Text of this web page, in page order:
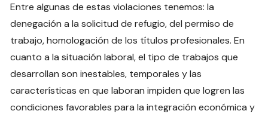
Entre algunas de estas violaciones tenemos: la
denegación a la solicitud de refugio, del permiso de
trabajo, homologación de los títulos profesionales. En
cuanto a la situación laboral, el tipo de trabajos que
desarrollan son inestables, temporales y las
características en que laboran impiden que logren las
condiciones favorables para la integración económica y